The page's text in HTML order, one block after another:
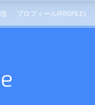
プロフィール(PROFILE)